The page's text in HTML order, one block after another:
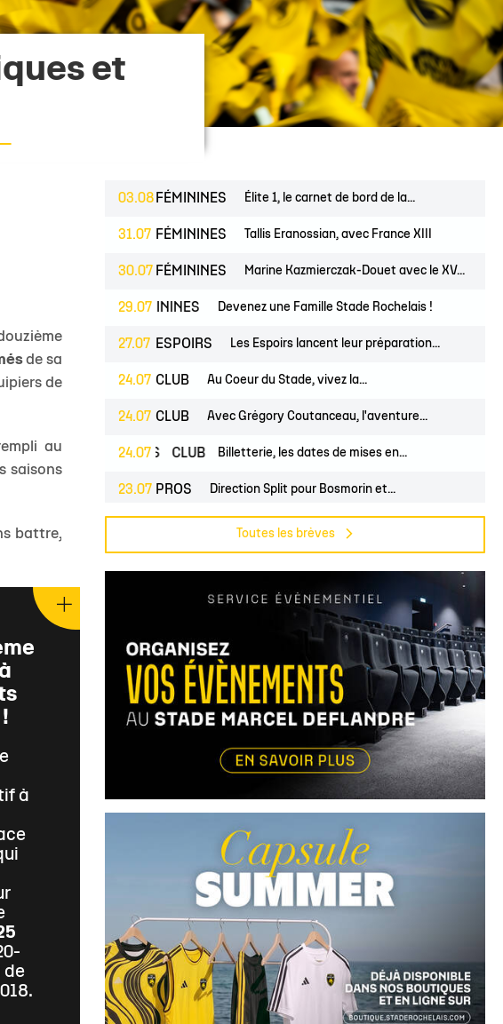
Classement TOP 14
Calendrier Investec Champions Cup
Classement Investec Champions Cup
Catégorie U8 Liens Utiles
Accès au Stade
Nos stages d'été
Contact Mécénat
Liens Utiles
et
de sa
de
au
saisons
battre,
à
de
03.08 FÉMININES Élite 1, le carnet de bord de la...
31.07 FÉMININES Tallis Eranossian, avec France XIII
30.07 FÉMININES Marine Kazmierczak-Douet avec le XV...
29.07
FÉMININES CLUB Devenez une Famille Stade Rochelais !
27.07 ESPOIRS Les Espoirs lancent leur préparation...
24.07 CLUB Au Coeur du Stade, vivez la...
24.07 CLUB Avec Grégory Coutanceau, l'aventure...
24.07
PROS CLUB Billetterie, les dates de mises en...
23.07 PROS Direction Split pour Bosmorin et...
Pré-saison du groupe professionnel,...
Toutes les brèves